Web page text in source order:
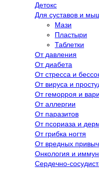
Детокс
Для суставов и
Мази
Пластыри
Таблетки
От давления
От диабета
От стресса и
От вируса и
От геморроя и
От аллергии
От паразитов
От псориаза и
От грибка ногтя
От вредных
Онкология и
Сердечно-